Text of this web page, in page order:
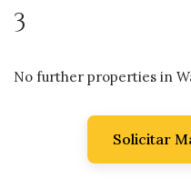
3
No further properties in
Solicitar